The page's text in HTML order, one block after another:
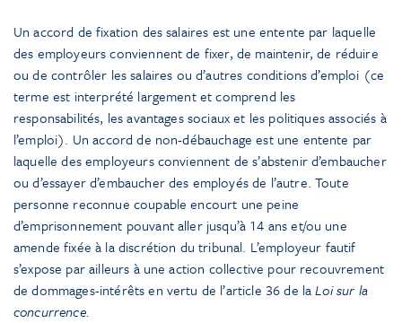
Un accord de fixation des salaires est une entente par laquelle
des employeurs conviennent de fixer, de maintenir, de réduire
ou de contrôler les salaires ou d’autres conditions d’emploi (ce
terme est interprété largement et comprend les
responsabilités, les avantages sociaux et les politiques associés à
l’emploi). Un accord de non-débauchage est une entente par
laquelle des employeurs conviennent de s’abstenir d’embaucher
ou d’essayer d’embaucher des employés de l’autre. Toute
personne reconnue coupable encourt une peine
d’emprisonnement pouvant aller jusqu’à 14 ans et/ou une
amende fixée à la discrétion du tribunal. L’employeur fautif
s’expose par ailleurs à une action collective pour recouvrement
de dommages-intérêts en vertu de l’article 36 de laLoi sur la
concurrence.